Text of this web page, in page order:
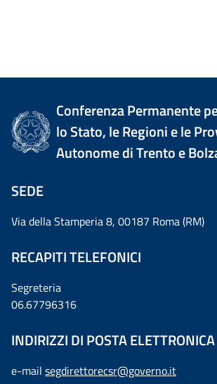
Conferenza Permanente
lo Stato, le Regioni e le
Autonome di Trento e
SEDE
Via della Stamperia 8, 00187 Roma (RM)
RECAPITI TELEFONICI
Segreteria
06.67796316
INDIRIZZI DI POSTA ELETTRONICA
e-mail segdirettorecsr@governo.it